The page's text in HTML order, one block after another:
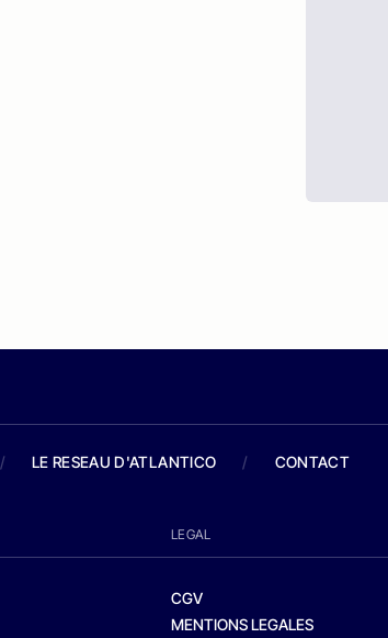
/ LE RESEAU D'ATLANTICO / CONTACT
LEGAL
CGV
MENTIONS LEGALES